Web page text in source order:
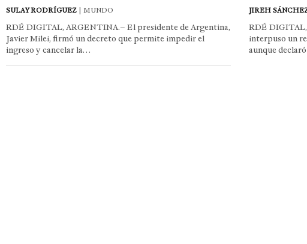
SULAY RODRÍGUEZ | MUNDO
RDÉ DIGITAL, ARGENTINA.– El presidente de Argentina,
Javier Milei, firmó un decreto que permite impedir el
ingreso y cancelar la…
JIREH
RDÉ
interpuso un
aunque